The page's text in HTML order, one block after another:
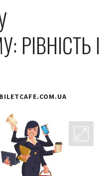
РІВНІСТЬ І
BILETCAFE.COM.UA